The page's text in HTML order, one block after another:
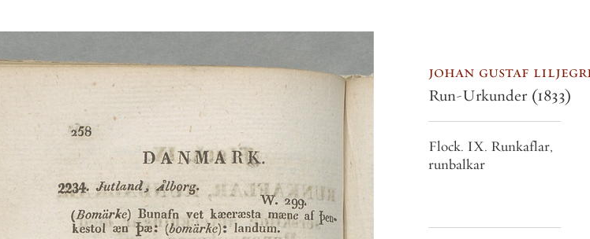
johan gustaf liljegren
Run-Urkunder(1833)
Flock. IX. Runkaflar,
runbalkar